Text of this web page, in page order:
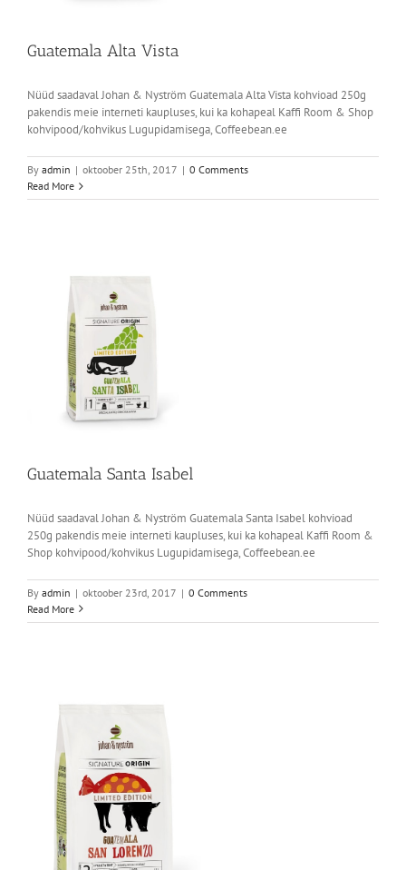
Guatemala Alta Vista
Nüüd saadaval Johan & Nyström Guatemala Alta Vista kohvioad 250g
pakendis meie interneti kaupluses, kui ka kohapeal Kaffi Room & Shop
kohvipood/kohvikus Lugupidamisega, Coffeebean.ee
By admin | oktoober 25th, 2017 | 0 Comments
Read More
Guatemala Santa Isabel
Nüüd saadaval Johan & Nyström Guatemala Santa Isabel kohvioad
250g pakendis meie interneti kaupluses, kui ka kohapeal Kaffi Room &
Shop kohvipood/kohvikus Lugupidamisega, Coffeebean.ee
By admin | oktoober 23rd, 2017 | 0 Comments
Read More